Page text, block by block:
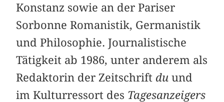
Konstanz sowie an der Pariser
Sorbonne Romanistik, Germanistik
und Philosophie. Journalistische
Tätigkeit ab 1986, unter anderem als
Redaktorin der Zeitschrift du und
im Kulturressort des Tagesanzeigers